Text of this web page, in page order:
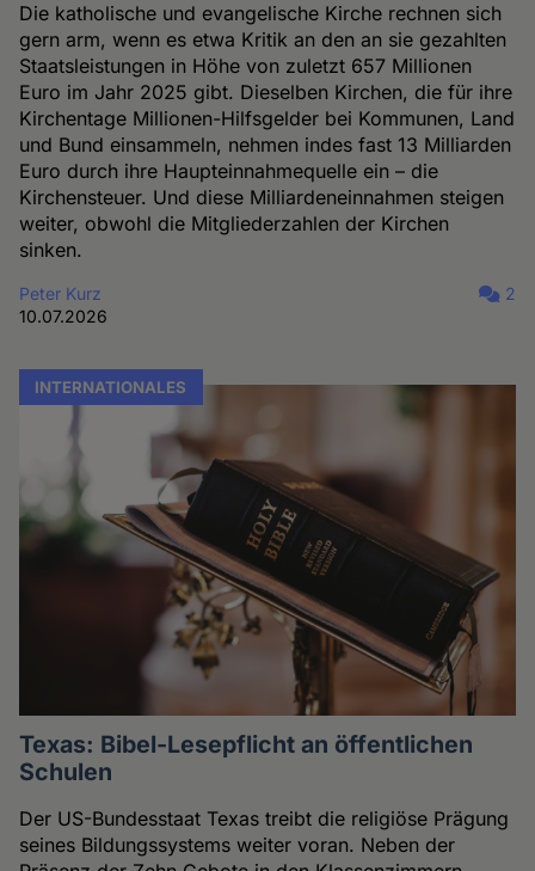
Die katholische und evangelische Kirche rechnen sich
gern arm, wenn es etwa Kritik an den an sie gezahlten
Staatsleistungen in Höhe von zuletzt 657 Millionen
Euro im Jahr 2025 gibt. Dieselben Kirchen, die für ihre
Kirchentage Millionen-Hilfsgelder bei Kommunen, Land
und Bund einsammeln, nehmen indes fast 13 Milliarden
Euro durch ihre Haupteinnahmequelle ein – die
Kirchensteuer. Und diese Milliardeneinnahmen steigen
weiter, obwohl die Mitgliederzahlen der Kirchen
sinken.
Peter Kurz
10.07.2026
2
INTERNATIONALES
Texas: Bibel-Lesepflicht an öffentlichen
Schulen
Der US-Bundesstaat Texas treibt die religiöse Prägung
seines Bildungssystems weiter voran. Neben der